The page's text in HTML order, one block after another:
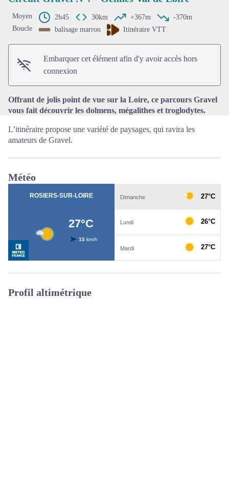
Voir l'image en plein écran
Moyen 2h45 30km +367m
-370m
Boucle
balisage marron Itinéraire VTT
Embarquer cet élément afin d'y avoir accès hors
connexion
Offrant de jolis point de vue sur la Loire, ce parcours Gravel
vous fait découvrir les dolmens, mégalithes et troglodytes.
L’itinéraire propose une variété de paysages, qui ravira les
amateurs de Gravel.
Météo
Profil altimétrique